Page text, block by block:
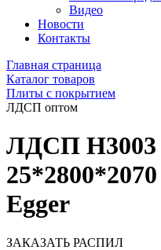
Видео
Новости
Контакты
Главная страница
Каталог товаров
Плиты с покрытием
ЛДСП оптом
ЛДСП H3003
Egger
ЗАКАЗАТЬ РАСПИЛ